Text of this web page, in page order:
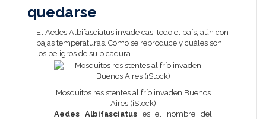
quedarse
El Aedes Albifasciatus invade casi todo el país, aún con
bajas temperaturas. Cómo se reproduce y cuáles son
los peligros de su picadura.
Mosquitos resistentes al frío invaden Buenos
Aires (iStock)
Aedes Albifasciatuses el nombre del